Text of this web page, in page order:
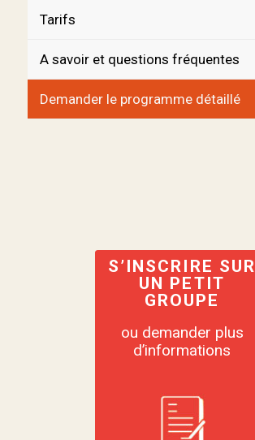
Tarifs
A savoir et questions fréquentes
Demander le programme détaillé
S’INSCRIRE SUR
UN PETIT
GROUPE
ou demander plus
d’informations